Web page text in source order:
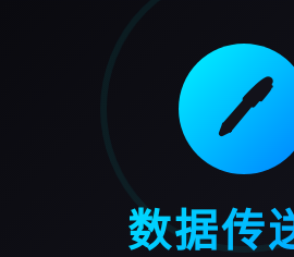
🖊️
数据传